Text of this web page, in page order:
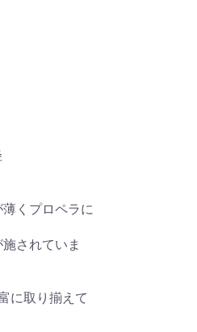
くプロペラに
されていま
に取り揃えて